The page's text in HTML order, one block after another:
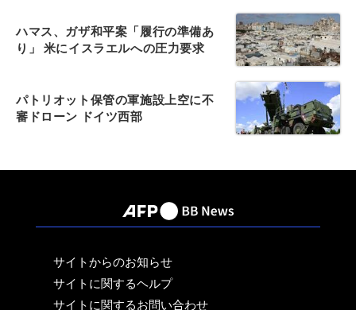
ハマス、ガザ和平案「履行の準備あ
り」 米にイスラエルへの圧力要求
パトリオット保管の軍施設上空に不
審ドローン ドイツ西部
サイトからのお知らせ
サイトに関するヘルプ
サイトに関するお問い合わせ